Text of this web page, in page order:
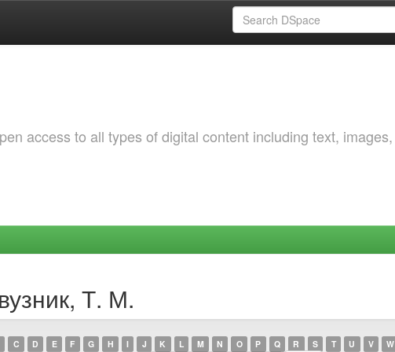
access to all types of digital content including text, images,
Т. М.
C D E F G H I J K L M N O P Q R S T U V W